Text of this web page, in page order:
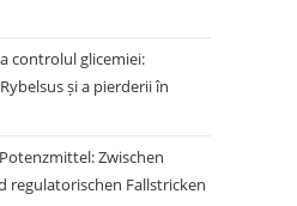
controlul glicemiei:
și a pierderii în
Zwischen
regulatorischen Fallstricken